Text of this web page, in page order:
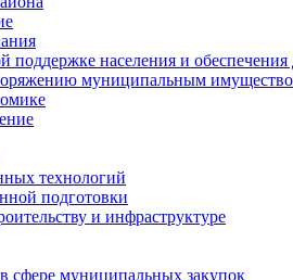
поддержке населения и
муниципальным
технологий
подготовки
и инфраструктуре
сфере муниципальных закупок